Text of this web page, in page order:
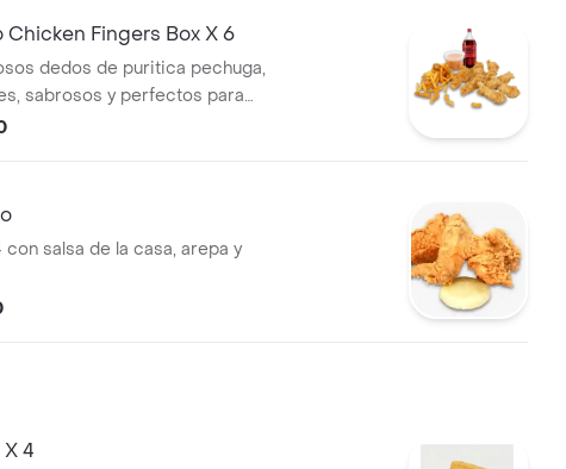
Chicken Fingers Box X 6
dedos de puritica pechuga,
sabrosos y perfectos para
de papas a la
con salsa de la casa, arepa y
4